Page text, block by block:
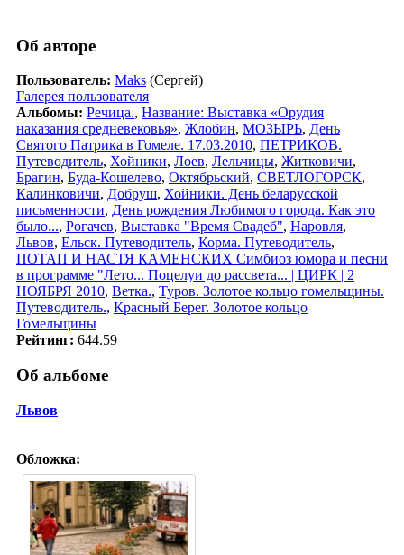
Об авторе
Пользователь: Maks (Сергей)
Галерея пользователя
Альбомы: Речица., Название: Выставка «Орудия
наказания средневековья», Жлобин, МОЗЫРЬ, День
Святого Патрика в Гомеле. 17.03.2010, ПЕТРИКОВ.
Путеводитель, Хойники, Лоев, Лельчицы, Житковичи,
Брагин, Буда-Кошелево, Октябрьский, СВЕТЛОГОРСК,
Калинковичи, Добруш, Хойники. День беларусской
письменности, День рождения Любимого города. Как это
было..., Рогачев, Выставка "Время Свадеб", Наровля,
Львов, Ельск. Путеводитель, Корма. Путеводитель,
ПОТАП И НАСТЯ КАМЕНСКИХ Симбиоз юмора и песни
в программе "Лето... Поцелуи до рассвета... | ЦИРК | 2
НОЯБРЯ 2010, Ветка., Туров. Золотое кольцо гомельщины.
Путеводитель., Красный Берег. Золотое кольцо
Гомельщины
Рейтинг: 644.59
Об альбоме
Львов
Обложка: